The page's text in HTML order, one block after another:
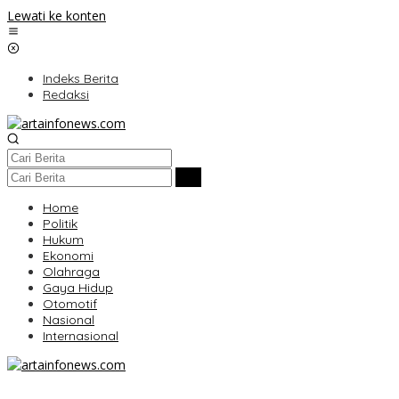
Lewati ke konten
Indeks Berita
Redaksi
Home
Politik
Hukum
Ekonomi
Olahraga
Gaya Hidup
Otomotif
Nasional
Internasional